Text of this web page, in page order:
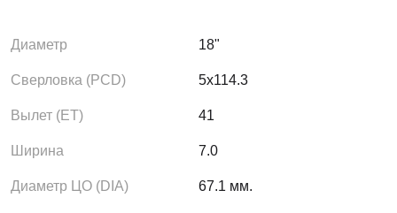
Диаметр 18"
Сверловка (PCD) 5x114.3
Вылет (ЕТ) 41
Ширина 7.0
Диаметр ЦО (DIA) 67.1 мм.